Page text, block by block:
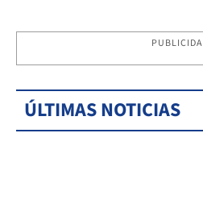
ÚLTIMAS NOTICIAS